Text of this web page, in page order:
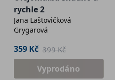
rychle 2
Jana Laštovičková
Grygarová
359 Kč 399 Kč
Vyprodáno